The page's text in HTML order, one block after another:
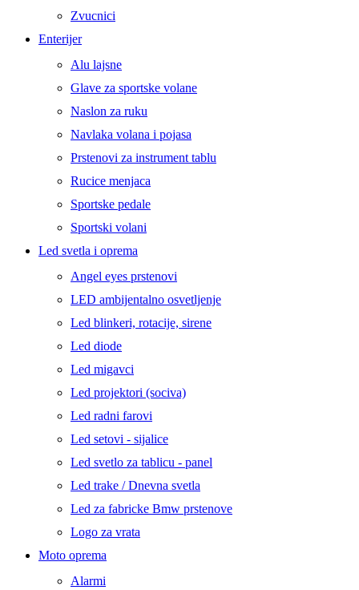
Zvucnici
Enterijer
Alu lajsne
Glave za sportske volane
Naslon za ruku
Navlaka volana i pojasa
Prstenovi za instrument tablu
Rucice menjaca
Sportske pedale
Sportski volani
Led svetla i oprema
Angel eyes prstenovi
LED ambijentalno osvetljenje
Led blinkeri, rotacije, sirene
Led diode
Led migavci
Led projektori (sociva)
Led radni farovi
Led setovi - sijalice
Led svetlo za tablicu - panel
Led trake / Dnevna svetla
Led za fabricke Bmw prstenove
Logo za vrata
Moto oprema
Alarmi